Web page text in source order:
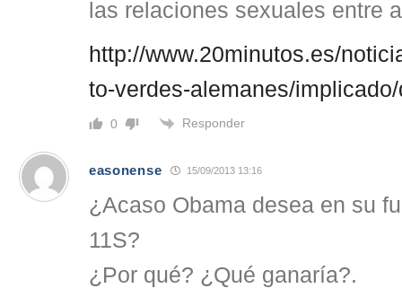
las relaciones sexuales entre
http://www.20minutos.es/
to-verdes-alemanes/
0 Responder
easonense 15/09/2013 13:16
¿Acaso Obama desea en su
11S?
¿Por qué? ¿Qué ganaría?.